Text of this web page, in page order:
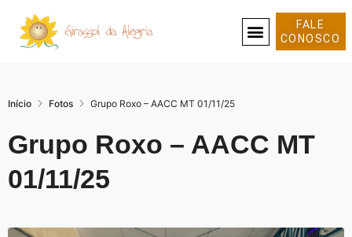
FALE
CONOSCO
Início Fotos Grupo Roxo – AACC MT 01/11/25
Grupo Roxo – AACC MT
01/11/25